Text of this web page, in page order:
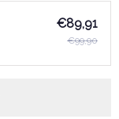
€89,91
€99,90